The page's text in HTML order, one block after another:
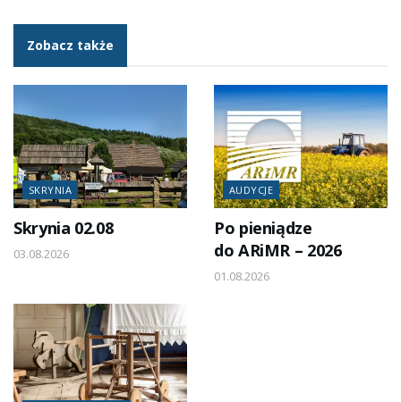
Zobacz także
SKRYNIA
Skrynia 02.08
03.08.2026
AUDYCJE
Po pieniądze
do ARiMR – 2026
01.08.2026